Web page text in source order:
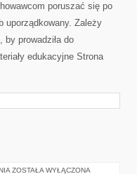
poruszać się po
uporządkowany. Zależy
prowadziła do
edukacyjne Strona
HUTNICTWO
ZOSTAŁA WYŁĄCZONA